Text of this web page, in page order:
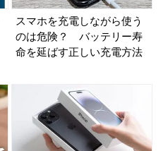
スマホを充電しながら使う
のは危険？ バッテリー寿
命を延ばす正しい充電方法